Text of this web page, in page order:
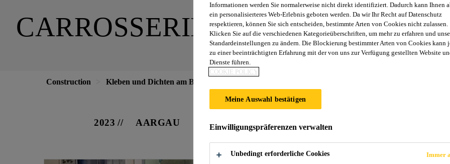
CARROSSERIEWERK,
Construction Kleben und Dichten am Bau
2023 AARGAU
Informationen werden Sie normalerweise nicht direkt identifiziert. Dadurch kann Ihnen
ein personalisierteres Web-Erlebnis geboten werden. Da wir Ihr Recht auf Datenschutz
respektieren, können Sie sich entscheiden, bestimmte Arten von Cookies nicht zulassen.
Klicken Sie auf die verschiedenen Kategorieüberschriften, um mehr zu erfahren und
Standardeinstellungen zu ändern. Die Blockierung bestimmter Arten von Cookies kann
zu einer beeinträchtigten Erfahrung mit der von uns zur Verfügung gestellten Website
Dienste führen.
COOKIE POLICY
Meine Auswahl bestätigen
Einwilligungspräferenzen verwalten
Unbedingt erforderliche Cookies Immer